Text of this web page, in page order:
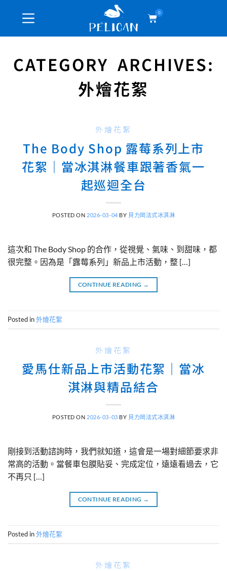
0
CATEGORY ARCHIVES:
外燴花絮
外燴花絮
The Body Shop 露莓系列上市
花絮｜當冰淇淋餐車跟著香氣一
起巡迴全台
POSTED ON 2026-03-04 BY 貝力岡法式冰淇淋
這次和 The Body Shop 的合作，從視覺、氣味、到甜味，都
很完整。因為是「露莓系列」新品上市活動，整 […]
CONTINUE READING →
Posted in外燴花絮
外燴花絮
愛馬仕新品上市活動花絮｜當冰
淇淋與精品結合
POSTED ON 2026-03-03 BY 貝力岡法式冰淇淋
剛接到活動諮詢時，我們就知道，這會是一場對細節要求非
常高的活動。當餐車包膜貼妥、完成定位，遠遠看過去，它
不再只 […]
CONTINUE READING →
Posted in外燴花絮
外燴花絮